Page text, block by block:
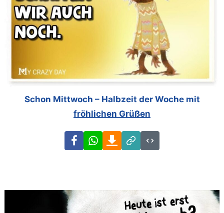
Schon Mittwoch – Halbzeit der Woche mit
fröhlichen Grüßen
FacebookWhatsAppDownload
Link
Code